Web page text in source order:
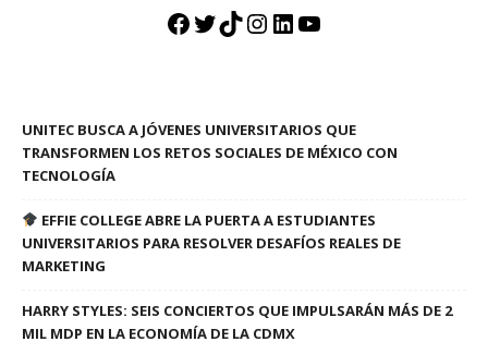
Facebook
Twitter
TikTok
Instagram
LinkedIn
YouTube
UNITEC BUSCA A JÓVENES UNIVERSITARIOS QUE
TRANSFORMEN LOS RETOS SOCIALES DE MÉXICO CON
TECNOLOGÍA
EFFIE COLLEGE ABRE LA PUERTA A ESTUDIANTES
UNIVERSITARIOS PARA RESOLVER DESAFÍOS REALES DE
MARKETING
HARRY STYLES: SEIS CONCIERTOS QUE IMPULSARÁN MÁS DE 2
MIL MDP EN LA ECONOMÍA DE LA CDMX